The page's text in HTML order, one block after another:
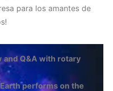
para los amantes de
Q&A with rotary
performs on the